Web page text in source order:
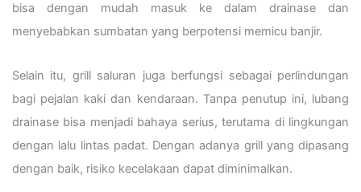
bisa dengan mudah masuk ke dalam drainase dan
menyebabkan sumbatan yang berpotensi memicu banjir.
Selain itu, grill saluran juga berfungsi sebagai perlindungan
bagi pejalan kaki dan kendaraan. Tanpa penutup ini, lubang
drainase bisa menjadi bahaya serius, terutama di lingkungan
dengan lalu lintas padat. Dengan adanya grill yang dipasang
dengan baik, risiko kecelakaan dapat diminimalkan.